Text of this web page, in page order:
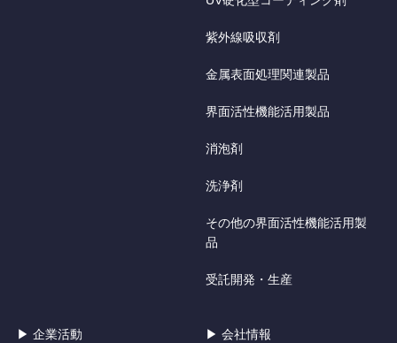
紫外線吸収剤
金属表面処理関連製品
界面活性機能活用製品
消泡剤
洗浄剤
その他の界面活性機能活用製
品
受託開発・生産
▶ 企業活動 ▶ 会社情報